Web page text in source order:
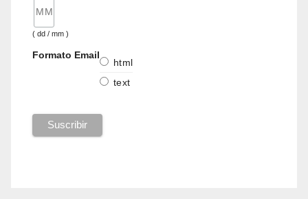
( dd / mm )
Formato Email
html
text